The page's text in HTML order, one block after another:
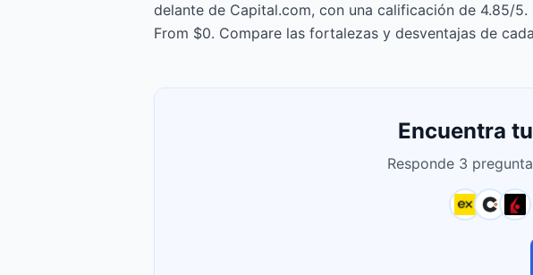
delante de Capital.com, con una calificación de 4.85/
From $0. Compare las fortalezas y desventajas de
Encuentra
Responde 3